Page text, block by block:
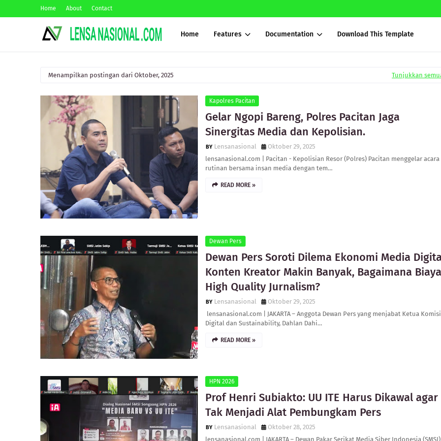
Home About Contact
Home Features Documentation Download This Template
Menampilkan postingan dari Oktober, 2025 Tunjukkan
Kapolres Pacitan
Gelar Ngopi Bareng, Polres Pacitan Jaga
Sinergitas Media dan Kepolisian.
Lensanasional
Oktober 29, 2025
lensanasional.com | Pacitan - Kepolisian Resor (Polres) Pacitan menggelar acara
rutinan bersama insan media dengan tem…
READ MORE »
Dewan Pers
Dewan Pers Soroti Dilema Ekonomi Media
Konten Kreator Makin Banyak, Bagaimana Biaya
High Quality Jurnalism? ‎
Lensanasional
Oktober 29, 2025
‎ lensanasional.com | JAKARTA – Anggota Dewan Pers yang menjabat Ketua Komisi
Digital dan Sustainability, Dahlan Dahi…
READ MORE »
HPN 2026
Prof Henri Subiakto: UU ITE Harus Dikawal agar
Tak Menjadi Alat Pembungkam Pers
Lensanasional
Oktober 28, 2025
lensanasional.com | JAKARTA – Dewan Pakar Serikat Media Siber Indonesia (SMSI)